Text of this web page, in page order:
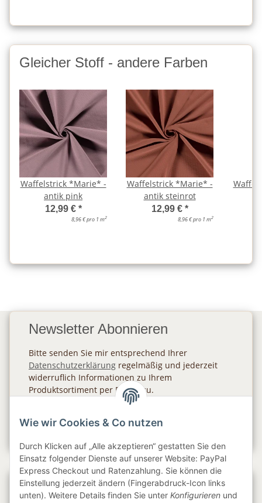
Gleicher Stoff - andere Farben
Waffelstrick *Marie* -
antik pink
12,99 € *
8,96 € pro 1 m2
Waffelstrick *Marie* -
antik steinrot
12,99 € *
8,96 € pro 1 m2
Newsletter Abonnieren
Bitte senden Sie mir entsprechend Ihrer
Datenschutzerklärung regelmäßig und jederzeit
widerruflich Informationen zu Ihrem
Produktsortiment per E-Mail zu.
Gesetzliche Informationen
Wie wir Cookies & Co nutzen
Durch Klicken auf „Alle akzeptieren“ gestatten Sie den
Einsatz folgender Dienste auf unserer Website: PayPal
Express Checkout und Ratenzahlung. Sie können die
Einstellung jederzeit ändern (Fingerabdruck-Icon links
unten). Weitere Details finden Sie unter Konfigurieren und